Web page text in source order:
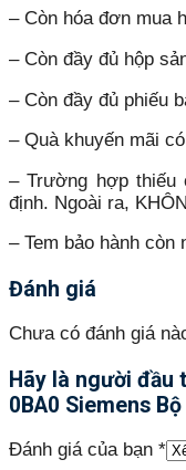
– Còn hóa đơn mua
– Còn đầy đủ hộp
– Còn đầy đủ phiếu
– Quà khuyến mãi
– Trường hợp thiếu
định. Ngoài ra,
– Tem bảo hành còn
Đánh giá
Chưa có đánh giá
Hãy là người đầu
0BA0 Siemens
Đánh giá của bạn *